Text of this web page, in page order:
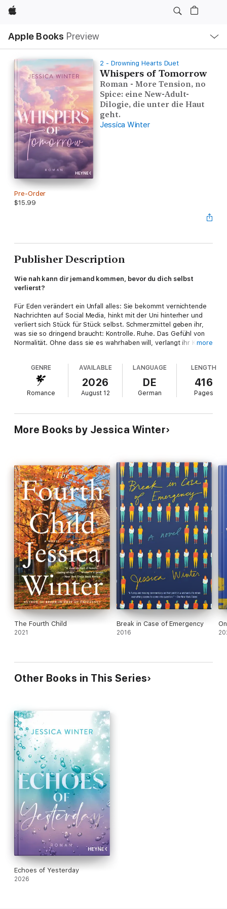
Apple
Apple Books Preview
Nav
Open
Menu
2 - Drowning Hearts Duet
Whispers of Tomorrow
Roman - More Tension, no
Spice: eine New-Adult-
Dilogie, die unter die Haut
geht.
Jessica Winter
Pre-Order
$15.99
Publisher Description
Wie nah kann dir jemand kommen, bevor du dich selbst
verlierst?
Für Eden verändert ein Unfall alles: Sie bekommt vernichtende
Nachrichten auf Social Media, hinkt mit der Uni hinterher und
verliert sich Stück für Stück selbst. Schmerzmittel geben ihr,
was sie so dringend braucht: Kontrolle. Ruhe. Das Gefühl von
Normalität. Ohne dass sie es wahrhaben will, verlangt ihr Körper
ist. Er kennt die Abgründe, in die Eden blickt. Weil er miterlebt
hat, was Abhängigkeit aus einem Menschen macht. Zwischen
Eden und Declan entwickeln sich langsam tiefe Gefühle. Aber
wie rettet man jemanden, der nicht sieht, dass er Rettung
Vergangenheit nicht ruhen will?
More Tension, no Spice - Band 2 der hochemotionalen New-
Adult-Dilogie von Jessica Winter!
Friend, Closed Door, College Romance, Found Family
more
GENRE
Romance
AVAILABLE
2026
August 12
LANGUAGE
DE
German
LENGTH
416
Pages
More Books by Jessica Winter
The Fourth Child
2021
Break in Case of Emergency
2016
Other Books in This Series
Echoes of Yesterday
2026